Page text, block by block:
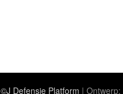
©J Defensie Platform | Ontwerp: